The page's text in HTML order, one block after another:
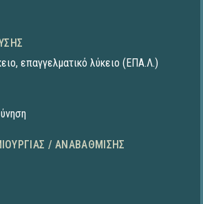
, επαγγελματικό λύκειο (ΕΠΑ.Λ.)
/ ΑΝΑΒΆΘΜΙΣΗΣ